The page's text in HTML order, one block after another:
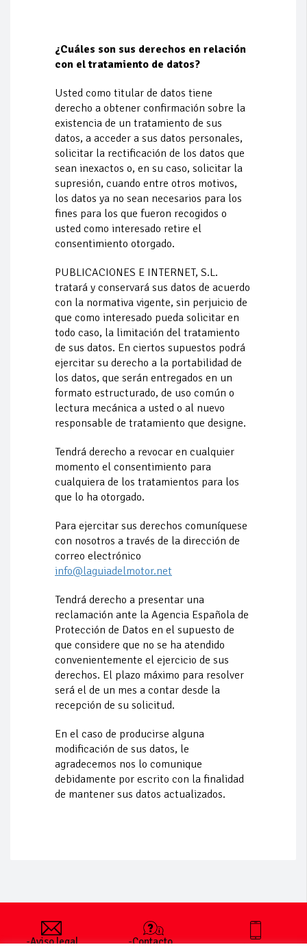
¿Cuáles son sus derechos en relación
con el tratamiento de datos?
Usted como titular de datos tiene
derecho a obtener confirmación sobre la
existencia de un tratamiento de sus
datos, a acceder a sus datos personales,
solicitar la rectificación de los datos que
sean inexactos o, en su caso, solicitar la
supresión, cuando entre otros motivos,
los datos ya no sean necesarios para los
fines para los que fueron recogidos o
usted como interesado retire el
consentimiento otorgado.
PUBLICACIONES E INTERNET, S.L.
tratará y conservará sus datos de acuerdo
con la normativa vigente, sin perjuicio de
que como interesado pueda solicitar en
todo caso, la limitación del tratamiento
de sus datos. En ciertos supuestos podrá
ejercitar su derecho a la portabilidad de
los datos, que serán entregados en un
formato estructurado, de uso común o
lectura mecánica a usted o al nuevo
responsable de tratamiento que designe.
Tendrá derecho a revocar en cualquier
momento el consentimiento para
cualquiera de los tratamientos para los
que lo ha otorgado.
Para ejercitar sus derechos comuníquese
con nosotros a través de la dirección de
correo electrónico
info@laguiadelmotor.net
Tendrá derecho a presentar una
reclamación ante la Agencia Española de
Protección de Datos en el supuesto de
que considere que no se ha atendido
convenientemente el ejercicio de sus
derechos. El plazo máximo para resolver
será el de un mes a contar desde la
recepción de su solicitud.
En el caso de producirse alguna
modificación de sus datos, le
agradecemos nos lo comunique
debidamente por escrito con la finalidad
de mantener sus datos actualizados.
-Aviso legal -Contacto